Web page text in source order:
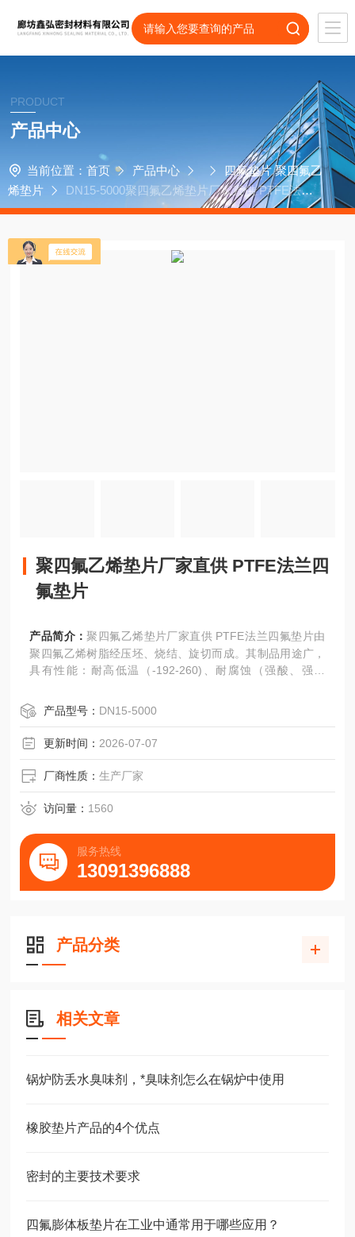
PRODUCT
产品中心
当前位置： 首页 产品中心
四氟垫片 聚四氟乙
烯垫片
DN15-5000聚四氟乙烯垫片厂家直供 PTFE法兰
四氟垫片
聚四氟乙烯垫片厂家直供 PTFE法兰四
氟垫片
产品简介：聚四氟乙烯垫片厂家直供 PTFE法兰四氟垫片由
聚四氟乙烯树脂经压坯、烧结、旋切而成。其制品用途广，
具有性能：耐高低温（-192-260)、耐腐蚀（强酸、强碱
乙烯（英文缩写为Teflon或[PTFE,F4]）,被美誉为/俗称“塑料
王"。
产品型号： DN15-5000
更新时间： 2026-07-07
厂商性质：生产厂家
访问量： 1560
服务热线
13091396888
产品分类
相关文章
锅炉防丢水臭味剂，*臭味剂怎么在锅炉中使用
橡胶垫片产品的4个优点
密封的主要技术要求
四氟膨体板垫片在工业中通常用于哪些应用？